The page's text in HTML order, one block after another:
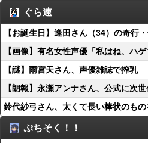
ぐら速
【お誕生日】逢田さん（34）の奇行
【画像】有名女性声優「私はね、ハ
【謎】雨宮天さん、声優雑誌で搾乳
【朗報】永瀬アンナさん、公式に次
鈴代紗弓さん、太くて長い棒状のも
ぷちそく！！